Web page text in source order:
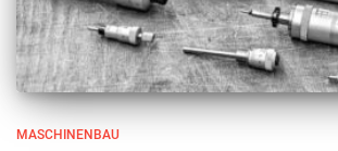
MASCHINENBAU